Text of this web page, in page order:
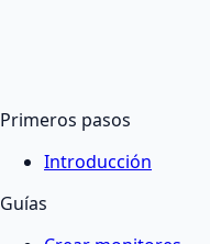
Primeros pasos
Introducción
Guías